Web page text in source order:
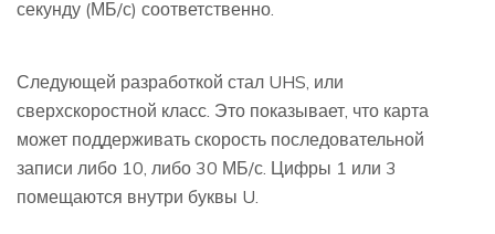
секунду (МБ/с) соответственно.
Следующей разработкой стал UHS, или
сверхскоростной класс. Это показывает, что карта
может поддерживать скорость последовательной
записи либо 10, либо 30 МБ/с. Цифры 1 или 3
помещаются внутри буквы U.